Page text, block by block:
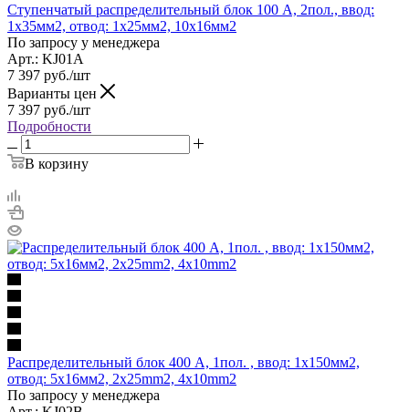
Ступенчатый распределительный блок 100 А, 2пол., ввод:
1х35мм2, отвод: 1х25мм2, 10х16мм2
По запросу у менеджера
Арт.: KJ01A
7 397 руб./шт
Варианты цен
7 397 руб./шт
Подробности
В корзину
Распределительный блок 400 A, 1пол. , ввод: 1х150мм2,
отвод: 5х16мм2, 2x25mm2, 4x10mm2
По запросу у менеджера